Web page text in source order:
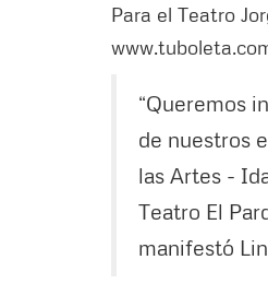
Para el Teatro
“Queremos
de nuestros
las Artes -
Teatro El
manifestó